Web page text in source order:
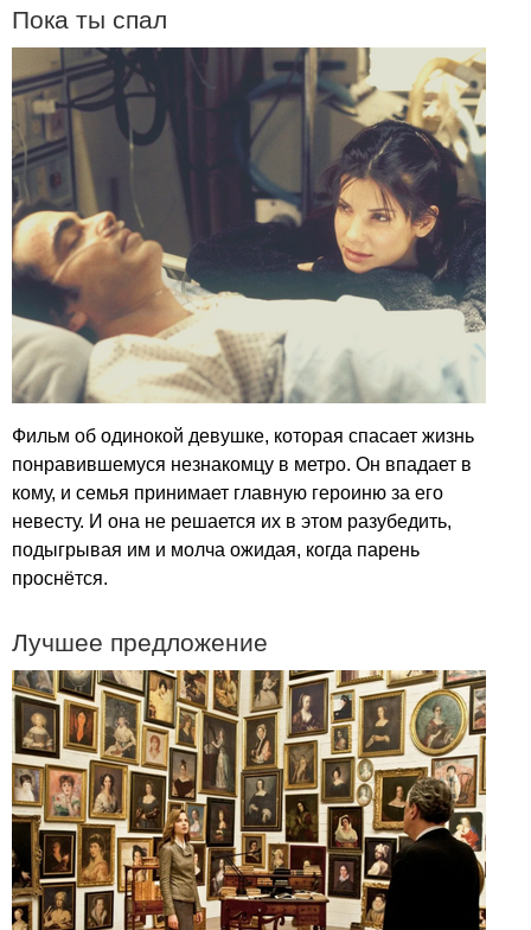
Пока ты спал
Фильм об одинокой девушке, которая спасает жизнь
понравившемуся незнакомцу в метро. Он впадает в
кому, и семья принимает главную героиню за его
невесту. И она не решается их в этом разубедить,
подыгрывая им и молча ожидая, когда парень
проснётся.
Лучшее предложение